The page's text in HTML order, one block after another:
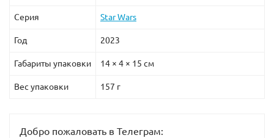
Серия Star Wars
Год 2023
Габариты упаковки 14 × 4 × 15 см
Вес упаковки 157 г
Добро пожаловать в Телеграм: